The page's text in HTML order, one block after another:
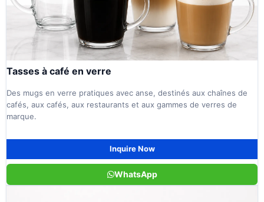
Tasses à café en verre
Des mugs en verre pratiques avec anse, destinés aux chaînes de
cafés, aux cafés, aux restaurants et aux gammes de verres de
marque.
Inquire Now
WhatsApp